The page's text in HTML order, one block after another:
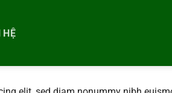
HỆ